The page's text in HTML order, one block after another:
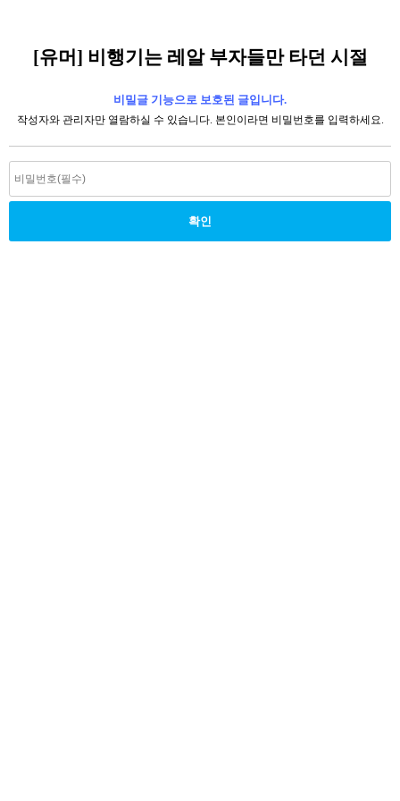
[유머] 비행기는 레알 부자들만 타던 시절
비밀글 기능으로 보호된 글입니다.
작성자와 관리자만 열람하실 수 있습니다. 본인이라면 비밀번호를 입력하세요.